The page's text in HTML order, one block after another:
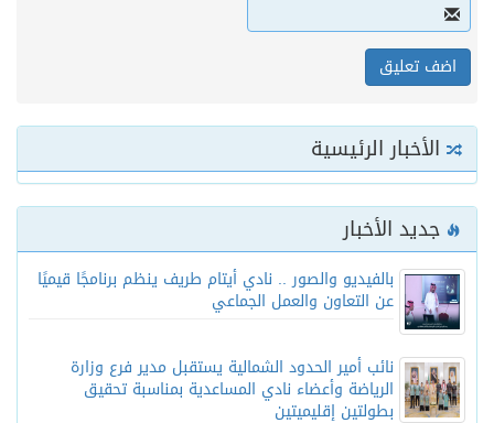
الأخبار الرئيسية
جديد الأخبار
بالفيديو والصور .. نادي أيتام طريف ينظم برنامجًا قيميًا
عن التعاون والعمل الجماعي
نائب أمير الحدود الشمالية يستقبل مدير فرع وزارة
الرياضة وأعضاء نادي المساعدية بمناسبة تحقيق
بطولتين إقليميتين